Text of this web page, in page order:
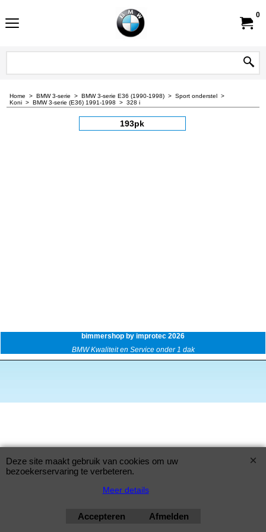
0
Home > BMW 3-serie > BMW 3-serie E36 (1990-1998) > Sport onderstel >
Koni > BMW 3-serie (E36) 1991-1998 > 328 i
193pk
bimmershop by improtec 2026
BMW Kwaliteit en Service onder 1 dak
Deze site maakt gebruik van cookies om uw
bezoekerservaring te verbeteren.
Meer details
Accepteren Afmelden